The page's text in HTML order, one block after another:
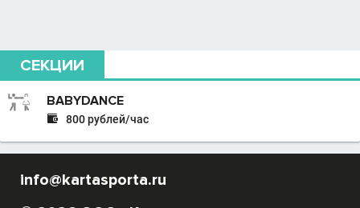
СЕКЦИИ
BABYDANCE
 800 рублей/час
info@kartasporta.ru